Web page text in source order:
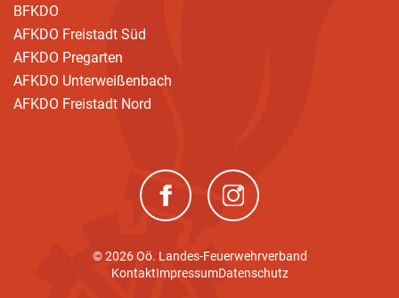
BFKDO
AFKDO Freistadt Süd
AFKDO Pregarten
AFKDO Unterweißenbach
AFKDO Freistadt Nord
(neues Fenster)(neues Fenster)
© 2026 Oö. Landes-Feuerwehrverband
KontaktImpressumDatenschutz